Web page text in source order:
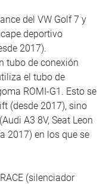
del VW Golf 7 y
deportivo
2017).
tubo de conexión
el tubo de
ROMI-G1. Esto se
(desde 2017), sino
A3 8V, Seat Leon
2017) en los que se
(silenciador